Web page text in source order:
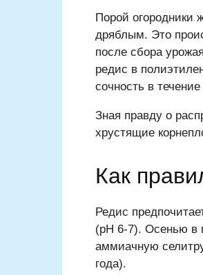
Порой огородники
дряблым. Это
после сбора
редис в
сочность в
Зная правду о
хрустящие
Как
Редис
(pH 6-7). Осенью в
аммиачную
года).